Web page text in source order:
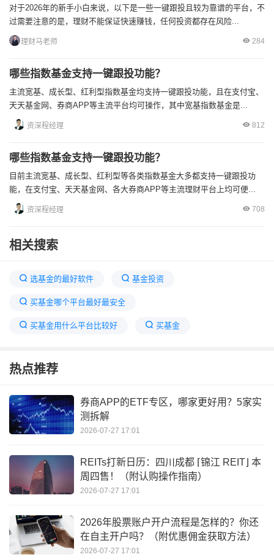
对于2026年的新手小白来说，以下是一些一键跟投且较为靠谱的平台，不
过需要注意的是，理财不能保证快速赚钱，任何投资都存在风险...
理财马老师 284
哪些指数基金支持一键跟投功能？
主流宽基、成长型、红利型指数基金均支持一键跟投功能，且在支付宝、
天天基金网、券商APP等主流平台均可操作，其中宽基指数基金是...
资深程经理 812
哪些指数基金支持一键跟投功能？
目前主流宽基、成长型、红利型等各类指数基金大多都支持一键跟投功
能，在支付宝、天天基金网、各大券商APP等主流理财平台上均可便...
资深程经理 708
相关搜索
选基金的最好软件 基金投资
买基金哪个平台最好最安全
买基金用什么平台比较好 买基金
高手只买12只基金最新消息
场内基金怎么买 养基宝和小倍养基哪个好用
6只基金3个月内翻倍
热点推荐
券商APP的ETF专区，哪家更好用？5家实
测拆解
2026-07-27 17:01
REITs打新日历：四川成都 ⌈锦江 REIT⌋ 本
周四售！（附认购操作指南）
2026-07-27 17:01
2026年股票账户开户流程是怎样的？你还
在自主开户吗？（附优惠佣金获取方法）
2026-07-27 17:01